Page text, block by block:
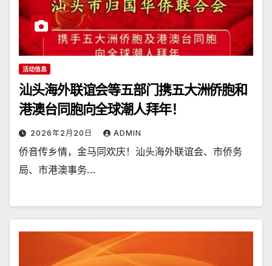
活动信息
汕头海外联谊会等五部门携五大洲侨胞和
港澳台同胞向全球潮人拜年！
2026年2月20日 ADMIN
侨音传乡情，金马同欢庆！汕头海外联谊会、市侨务
局、市港澳事务…